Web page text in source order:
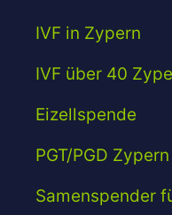
IVF in Zypern
IVF über 40
Eizellspende
PGT/PGD Zypern
Samenspender